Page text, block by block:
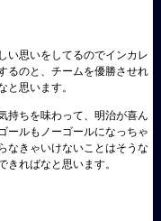
い思いをしてるのでインカレ
るのと、チームを優勝させれ
と思います。
持ちを味わって、明治が喜ん
ールもノーゴールになっちゃ
なきゃいけないことはそうな
きればなと思います。